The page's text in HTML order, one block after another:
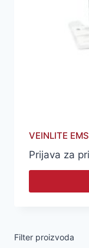
VEINLITE
Prijava za
Filter proizvoda